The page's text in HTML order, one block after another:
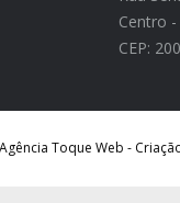
Centro -
CEP:
Toque Web -